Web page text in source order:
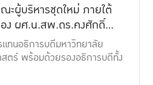
ะผู้บริหารชุดใหม่ ภายใต้
ง ผศ.น.สพ.ดร.คงศักดิ์
มทนอธิการบดีมหาวิทยาลัย
สตร์ พร้อมด้วยรองอธิการบดีทั้ง